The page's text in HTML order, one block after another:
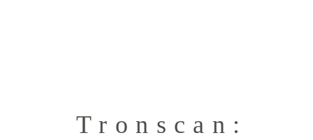
Tronscan: